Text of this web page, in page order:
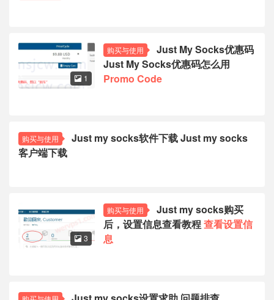
购买与使用
Just My Socks优惠码
Just My Socks优惠码怎么用
Promo Code
 1
购买与使用
Just my socks软件下载 Just my socks
客户端下载
购买与使用
Just my socks购买
后，设置信息查看教程查看设置信
息
 3